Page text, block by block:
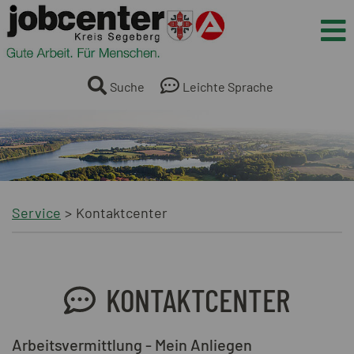
Springe direkt zum Inhalt
Suche Leichte Sprache
Service Kontaktcenter
KONTAKTCENTER
Arbeitsvermittlung - Mein Anliegen